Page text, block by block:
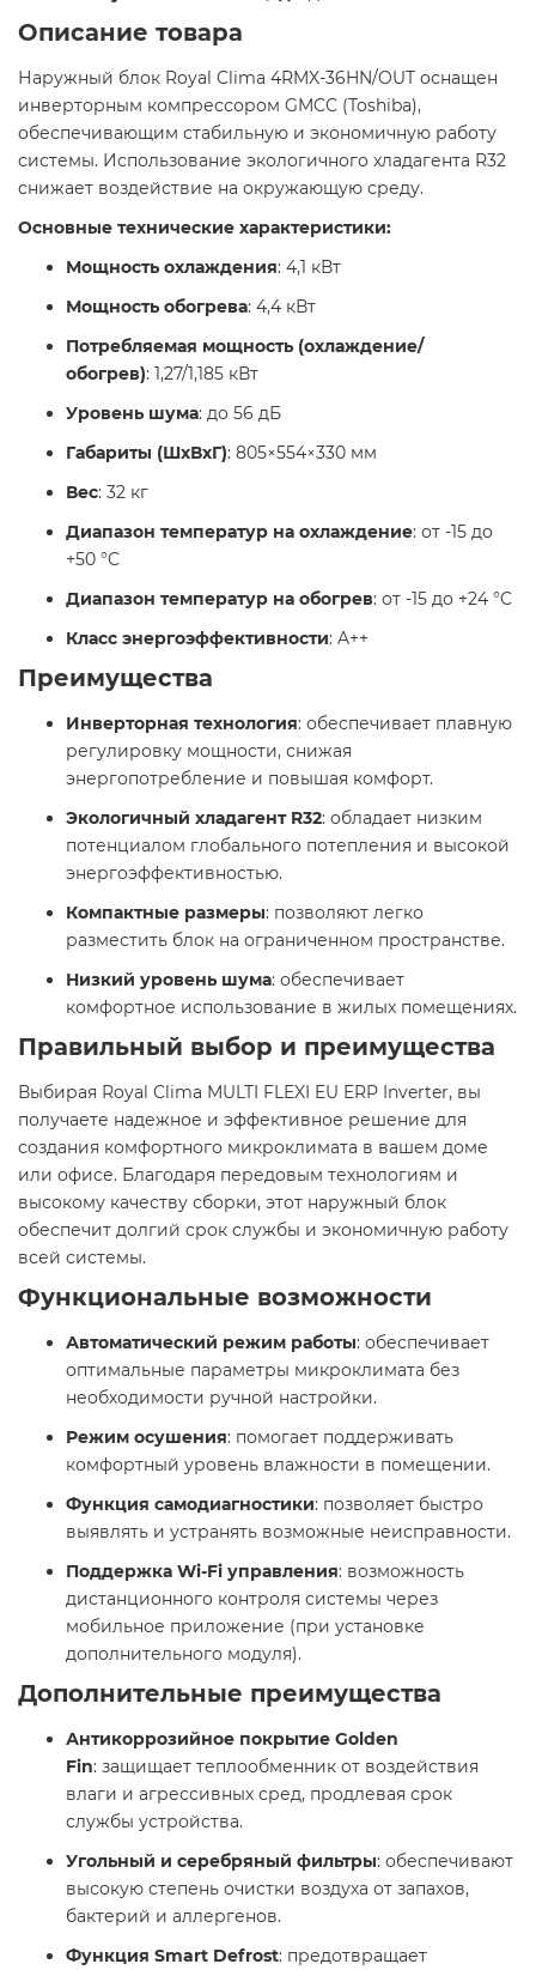
Описание товара
Наружный блок Royal Clima 4RMX-36HN/OUT оснащен
инверторным компрессором GMCC (Toshiba),
обеспечивающим стабильную и экономичную работу
системы. Использование экологичного хладагента R32
снижает воздействие на окружающую среду.​
Основные технические характеристики:
Мощность охлаждения: 4,1 кВт​
Мощность обогрева: 4,4 кВт​
Потребляемая мощность (охлаждение/
обогрев): 1,27/1,185 кВт​
Уровень шума: до 56 дБ​
Габариты (ШхВхГ): 805×554×330 мм​
Вес: 32 кг​
Диапазон температур на охлаждение: от -15 до
+50 °C​
Диапазон температур на обогрев: от -15 до +24 °C​
Класс энергоэффективности: A++​
Преимущества
Инверторная технология: обеспечивает плавную
регулировку мощности, снижая
энергопотребление и повышая комфорт.​
Экологичный хладагент R32: обладает низким
потенциалом глобального потепления и высокой
энергоэффективностью.​
Компактные размеры: позволяют легко
разместить блок на ограниченном пространстве.​
Низкий уровень шума: обеспечивает
комфортное использование в жилых помещениях.​
Правильный выбор и преимущества
Выбирая Royal Clima MULTI FLEXI EU ERP Inverter, вы
получаете надежное и эффективное решение для
создания комфортного микроклимата в вашем доме
или офисе. Благодаря передовым технологиям и
высокому качеству сборки, этот наружный блок
обеспечит долгий срок службы и экономичную работу
всей системы.​
Функциональные возможности
Автоматический режим работы: обеспечивает
оптимальные параметры микроклимата без
необходимости ручной настройки.​
Режим осушения: помогает поддерживать
комфортный уровень влажности в помещении.​
Функция самодиагностики: позволяет быстро
выявлять и устранять возможные неисправности.​
Поддержка Wi-Fi управления: возможность
дистанционного контроля системы через
мобильное приложение (при установке
дополнительного модуля).​
Дополнительные преимущества
Антикоррозийное покрытие Golden
Fin: защищает теплообменник от воздействия
влаги и агрессивных сред, продлевая срок
службы устройства.​
Угольный и серебряный фильтры: обеспечивают
высокую степень очистки воздуха от запахов,
бактерий и аллергенов.​
Функция Smart Defrost: предотвращает